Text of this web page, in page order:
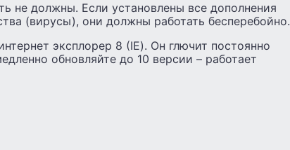
не должны. Если установлены все дополнения
(вирусы), они должны работать бесперебойно.
эксплорер 8 (IE). Он глючит постоянно
обновляйте до 10 версии – работает